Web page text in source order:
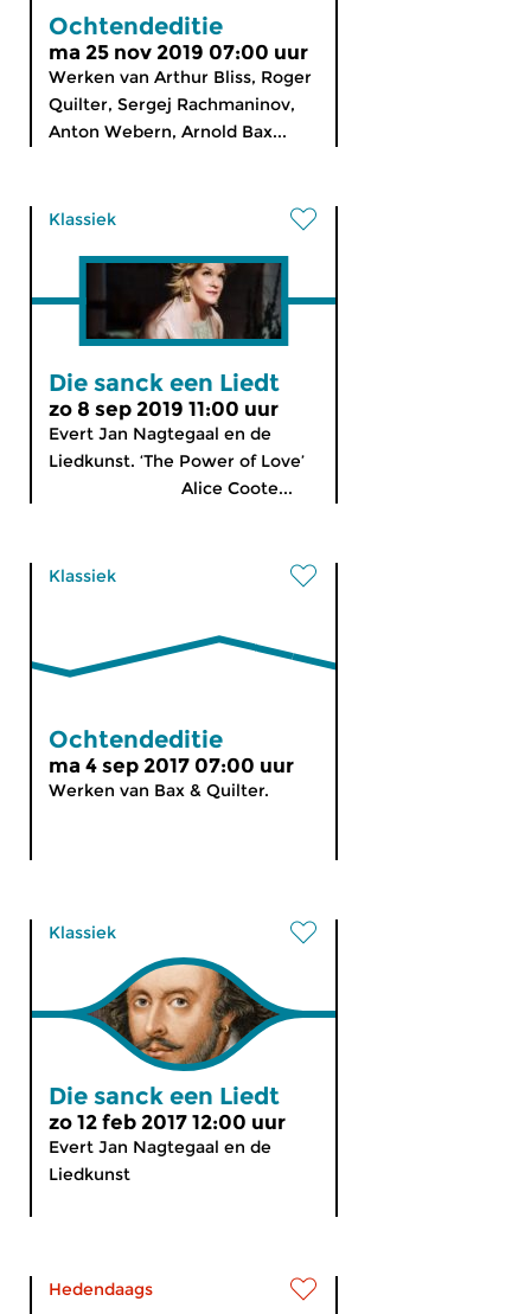
Ochtendeditie
ma 25 nov 2019 07:00 uur
Werken van Arthur Bliss, Roger
Quilter, Sergej Rachmaninov,
Anton Webern, Arnold Bax...
Klassiek
Die sanck een Liedt
zo 8 sep 2019 11:00 uur
Evert Jan Nagtegaal en de
Liedkunst. ‘The Power of Love’
Alice Coote...
Klassiek
Ochtendeditie
ma 4 sep 2017 07:00 uur
Werken van Bax & Quilter.
Klassiek
Die sanck een Liedt
zo 12 feb 2017 12:00 uur
Evert Jan Nagtegaal en de
Liedkunst
Hedendaags